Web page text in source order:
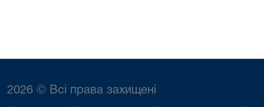
2026 © Всі права захищені